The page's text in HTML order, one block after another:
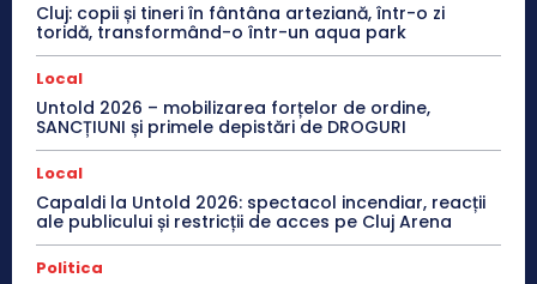
Cluj: copii și tineri în fântâna arteziană, într-o zi
toridă, transformând-o într-un aqua park
Local
Untold 2026 – mobilizarea forțelor de ordine,
SANCȚIUNI și primele depistări de DROGURI
Local
Capaldi la Untold 2026: spectacol incendiar, reacții
ale publicului și restricții de acces pe Cluj Arena
Politica